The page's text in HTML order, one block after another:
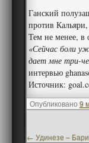
Ганский
против
Тем не менее, в
«Сейчас боли
дает мне три-
интервью
Источник:
Опубликовано 9
← Удинезе –